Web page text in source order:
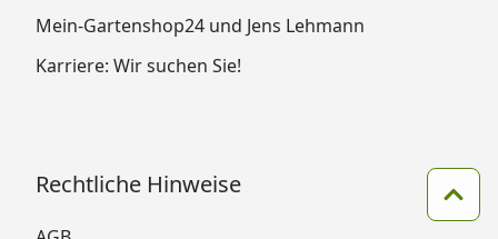
Mein-Gartenshop24 und Jens Lehmann
Karriere: Wir suchen Sie!
Rechtliche Hinweise